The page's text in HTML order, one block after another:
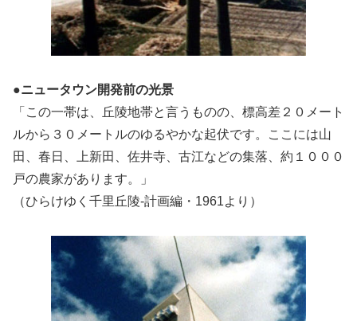
●ニュータウン開発前の光景
「この一帯は、丘陵地帯と言うものの、標高差２０メート
ルから３０メートルのゆるやかな起伏です。ここには山
田、春日、上新田、佐井寺、古江などの集落、約１０００
戸の農家があります。」
（ひらけゆく千里丘陵-計画編・1961より）